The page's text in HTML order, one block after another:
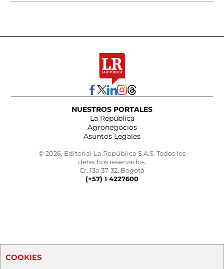
NUESTROS PORTALES
La República
Agronegocios
Asuntos Legales
© 2026, Editorial La República S.A.S. Todos los
derechos reservados.
Cr. 13a 37-32, Bogotá
(+57) 1 4227600
COOKIES